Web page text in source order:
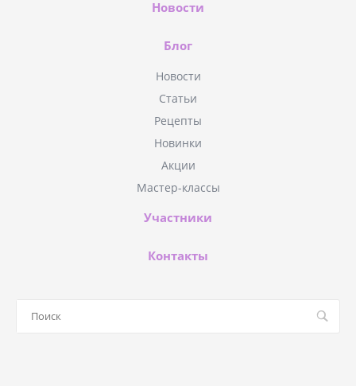
Новости
Блог
Новости
Статьи
Рецепты
Новинки
Акции
Мастер-классы
Участники
Контакты